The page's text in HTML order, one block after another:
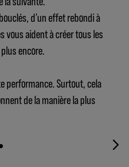
d’un effet rebondi à
vous aident à créer tous les
encore.
performance. Surtout, cela
de la manière la plus